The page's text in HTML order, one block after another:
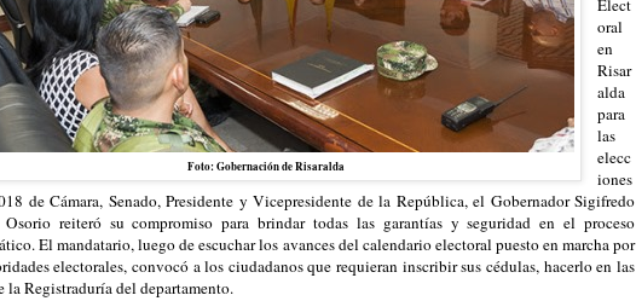
Foto: Gobernación de Risaralda
Elect
oral
en
Risar
alda
para
las
elecc
iones
de Cámara, Senado, Presidente y Vicepresidente de la República, el Gobernador Sigifredo
Osorio reiteró su compromiso para brindar todas las garantías y seguridad en el proceso
El mandatario, luego de escuchar los avances del calendario electoral puesto en marcha por
electorales, convocó a los ciudadanos que requieran inscribir sus cédulas, hacerlo en las
la Registraduría del departamento.